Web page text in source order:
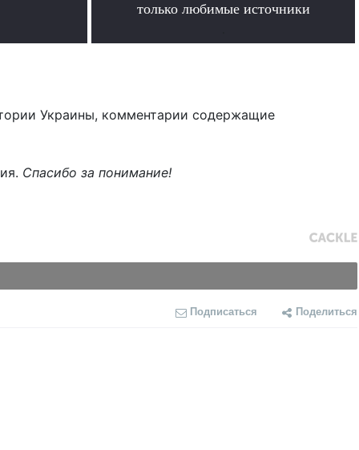
только любимые источники
Украины, комментарии содержащие
Спасибо за понимание!
Подписаться Поделиться